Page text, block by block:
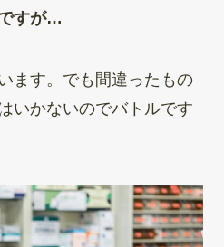
すが…
ます。でも間違ったもの
いかないのでバトルです